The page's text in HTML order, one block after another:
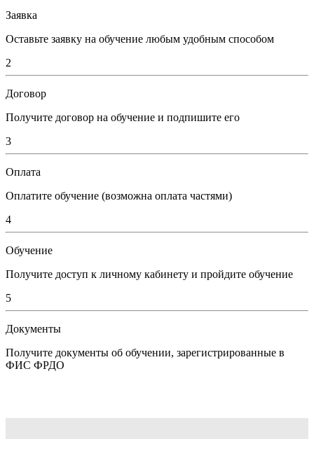
Заявка
Оставьте заявку на обучение любым удобным способом
2
Договор
Получите договор на обучение и подпишите его
3
Оплата
Оплатите обучение (возможна оплата частями)
4
Обучение
Получите доступ к личному кабинету и пройдите обучение
5
Документы
Получите документы об обучении, зарегистрированные в
ФИС ФРДО